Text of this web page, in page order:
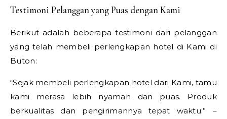
Testimoni Pelanggan yang Puas dengan Kami
Berikut adalah beberapa testimoni dari pelanggan
yang telah membeli perlengkapan hotel di Kami di
Buton:
“Sejak membeli perlengkapan hotel dari Kami, tamu
kami merasa lebih nyaman dan puas. Produk
berkualitas dan pengirimannya tepat waktu.” –